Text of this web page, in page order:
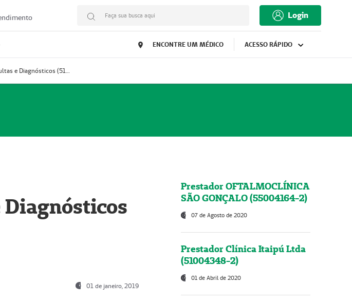
Faça sua busca aqui Login
ENCONTRE UM MÉDICO ACESSO RÁPIDO
Prestador Medlife Consultas e Diagnósticos (51004334-2)
01 de janeiro, 2019
Prestador OFTALMOCLÍNICA
SÃO GONÇALO (55004164-2)
07 de Agosto de 2020
Prestador Clínica Itaipú Ltda
(51004348-2)
01 de Abril de 2020